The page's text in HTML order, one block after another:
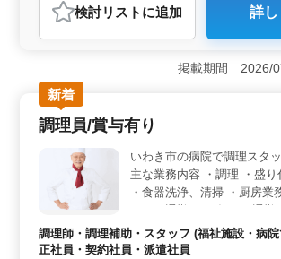
おすすめポイント
＜仕事内容＞ 福島県いわき市で、発注者
集です。東北エリア全域の案件があります
梁、河川、ダムなどのプロジェクトに関わ
での打ち合わせからCAD操作まで、幅広い
ます。 ＜働きやすさ＞ 中高年の方も
日制で、無料駐車場完備。単身赴任用の宿
心して働けます。必要な資格や経験がある
相談ください。 ＜給与・福利厚生＞
円〜700万円。通勤手当は全額支給され、
ています。土日祝や長期休暇など、メリ
き方ができます。月20時間程度の時間外労
ますが、バランスよく働けます。
検討リスト に追加 詳し
掲載期間 2026/
新着
調理員/賞与有り
いわき市の病院で調理スタ
主な業務内容 ・調理 ・盛
・食器洗浄、清掃 ・厨房業
く済みます。 ＊賞与あり ＊
車通勤OK ＊50歳以上活躍中
調理師・調理補助・スタッフ (福祉施設・病
正社員・契約社員・派遣社員